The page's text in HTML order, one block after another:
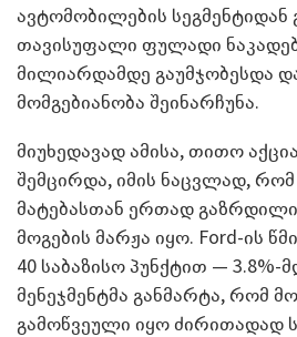
ავტომობილების სეგმენტიდან
თავისუფალი ფულადი
მილიარდამდე გაუმჯობესდა
მომგებიანობა შეინარჩუნა.
მიუხედავად ამისა, თითო
შემცირდა, იმის ნაცვლად, რომ
მატებასთან ერთად
მოგების მარჟა იყო. Ford-ის
40 საბაზისო პუნქტით — 3.8%-
მენეჯმენტმა განმარტა, რომ
გამოწვეული იყო ძირითადად